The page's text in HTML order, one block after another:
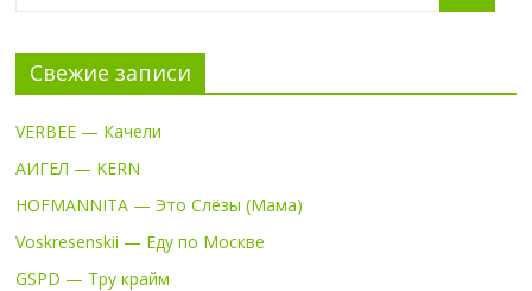
Свежие записи
VERBEE — Качели
АИГЕЛ — KERN
HOFMANNITA — Это Слёзы (Мама)
Voskresenskii — Еду по Москве
GSPD — Тру крайм